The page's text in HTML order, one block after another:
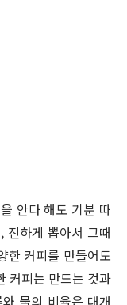
안다 해도 기분 따
진하게 뽑아서 그때
한 커피를 만들어도
커피는 만드는 것과
물의 비율은 대개